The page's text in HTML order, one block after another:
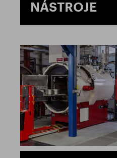
NÁSTROJE